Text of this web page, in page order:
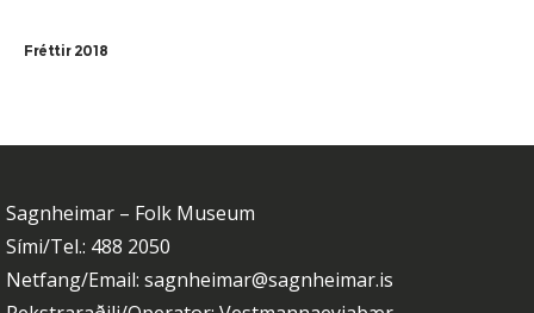
Fréttir 2018
Sagnheimar – Folk Museum
Sími/Tel.: 488 2050
Netfang/Email: sagnheimar@sagnheimar.is